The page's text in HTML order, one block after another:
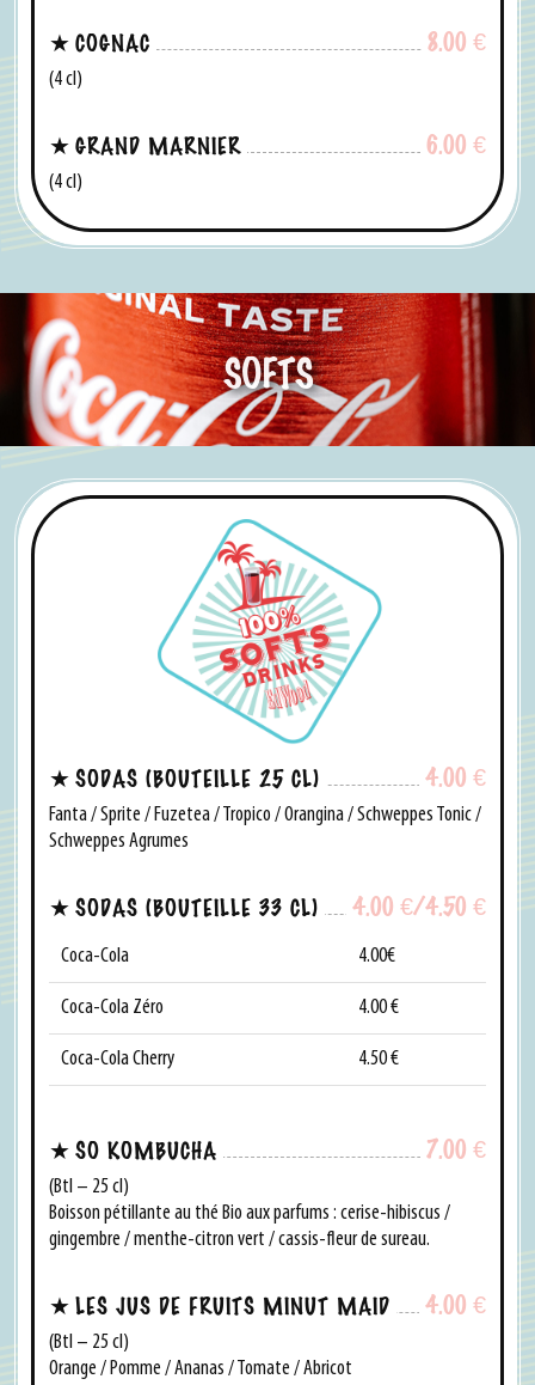
8.00 €
COGNAC
(4 cl)
6.00 €
GRAND MARNIER
(4 cl)
SOFTS
4.00 €
SODAS (BOUTEILLE 25 CL)
Fanta / Sprite / Fuzetea / Tropico / Orangina / Schweppes Tonic /
Schweppes Agrumes
4.00 €/4.50 €
SODAS (BOUTEILLE 33 CL)
Coca-Cola 4.00€
Coca-Cola Zéro 4.00 €
Coca-Cola Cherry 4.50 €
7.00 €
SO KOMBUCHA
(Btl – 25 cl)
Boisson pétillante au thé Bio aux parfums : cerise-hibiscus /
gingembre / menthe-citron vert / cassis-fleur de sureau.
4.00 €
LES JUS DE FRUITS MINUT MAID
(Btl – 25 cl)
Orange / Pomme / Ananas / Tomate / Abricot